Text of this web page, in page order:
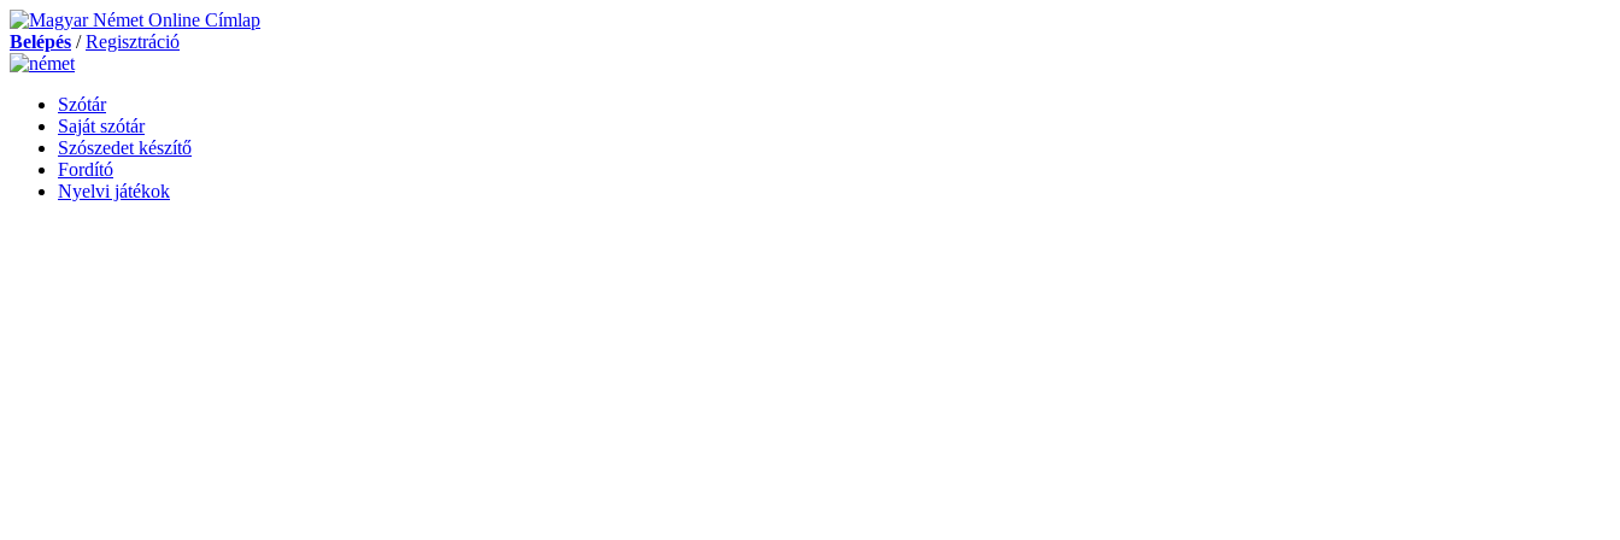
Belépés /Regisztráció
Szótár
Saját szótár
Szószedet készítő
Fordító
Nyelvi játékok